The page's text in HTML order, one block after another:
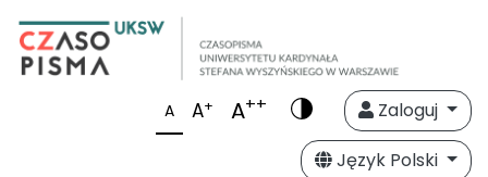
A A+ A++
Zaloguj
Język Polski